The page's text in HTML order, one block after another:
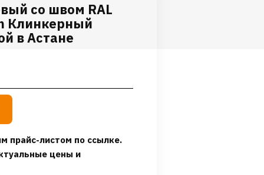
со швом RAL
Клинкерный
в Астане
прайс-листом по ссылке.
цены и